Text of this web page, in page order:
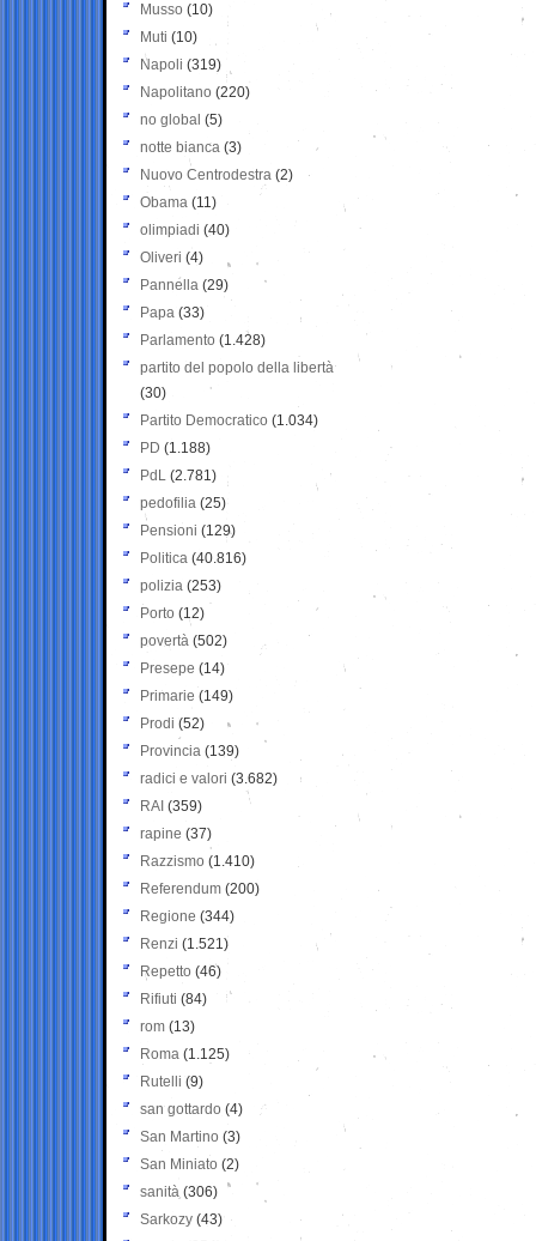
Musso (10)
Muti (10)
Napoli (319)
Napolitano (220)
no global (5)
notte bianca (3)
Nuovo Centrodestra (2)
Obama (11)
olimpiadi (40)
Oliveri (4)
Pannella (29)
Papa (33)
Parlamento (1.428)
partito del popolo della libertà
(30)
Partito Democratico (1.034)
PD (1.188)
PdL (2.781)
pedofilia (25)
Pensioni (129)
Politica (40.816)
polizia (253)
Porto (12)
povertà (502)
Presepe (14)
Primarie (149)
Prodi (52)
Provincia (139)
radici e valori (3.682)
RAI (359)
rapine (37)
Razzismo (1.410)
Referendum (200)
Regione (344)
Renzi (1.521)
Repetto (46)
Rifiuti (84)
rom (13)
Roma (1.125)
Rutelli (9)
san gottardo (4)
San Martino (3)
San Miniato (2)
sanità (306)
Sarkozy (43)